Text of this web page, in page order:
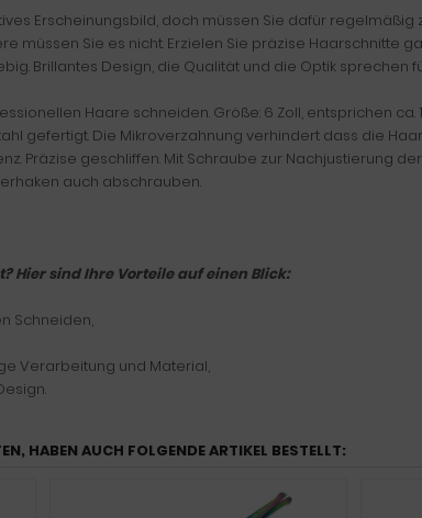
Erscheinungsbild, doch müssen Sie dafür regelmäßig
müssen Sie es nicht. Erzielen Sie präzise Haarschnitte
Brillantes Design, die Qualität und die Optik sprechen
Haare schneiden. Größe: 6 Zoll, entsprichen ca.
gefertigt. Die Mikroverzahnung verhindert dass die
Präzise geschliffen. Mit Schraube zur Nachjustierung
auch abschrauben.
Hier sind Ihre Vorteile auf einen Blick:
Schneiden,
Verarbeitung und Material,
HABEN AUCH FOLGENDE ARTIKEL BESTELLT: